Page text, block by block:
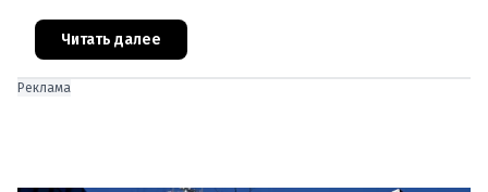
потери достигают 80 процентов.
Читать далее
Реклама